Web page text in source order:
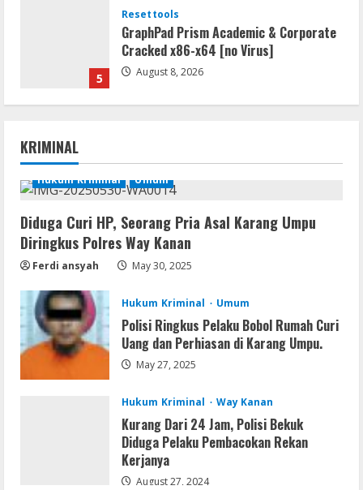
5
Resettools
GraphPad Prism Academic & Corporate
Cracked x86-x64 [no Virus]
August 8, 2026
1 August 8, 2026
2
Img
Office 365 Professional Plus ISO File
Multilanguage
Movies
Vertex Force 2026 BRRip UHD DDP5.1
𝐘𝐢𝐟𝐲 𝐌𝐨𝐯𝐢𝐞𝐬 Magnet
Resettools
Vpn One Click Cracked x86-x64 [no
Virus]
KRIMINAL
Hukum Kriminal Umum
Diduga Curi HP, Seorang Pria Asal Karang Umpu
Diringkus Polres Way Kanan
Ferdi ansyah May 30, 2025
Hukum Kriminal Umum
Polisi Ringkus Pelaku Bobol Rumah Curi
Uang dan Perhiasan di Karang Umpu.
May 27, 2025
Hukum Kriminal Way Kanan
Kurang Dari 24 Jam, Polisi Bekuk
Diduga Pelaku Pembacokan Rekan
Kerjanya
August 27, 2024